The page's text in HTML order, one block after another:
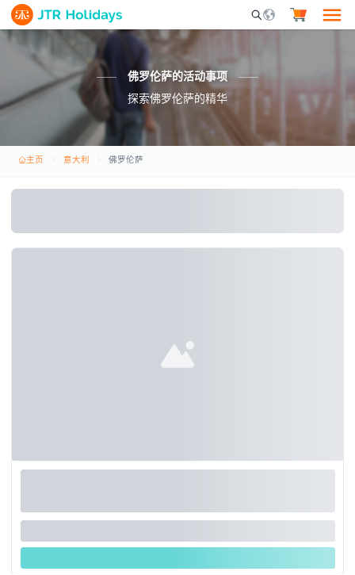
Mobile Search
佛罗伦萨的活动事项
探索佛罗伦萨的精华
主页 意大利 佛罗伦萨